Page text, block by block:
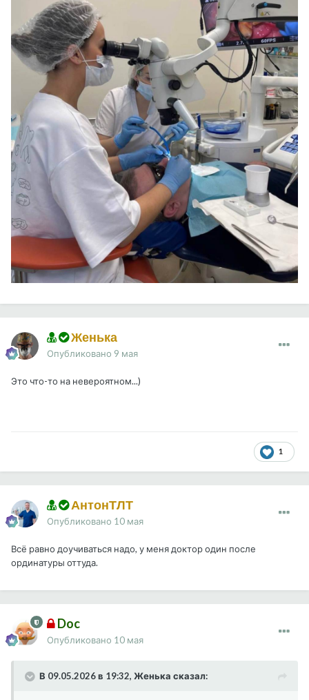
Женька
Опубликовано 9 мая
Это что-то на невероятном...)
1
АнтонТЛТ
Опубликовано 10 мая
Всё равно доучиваться надо, у меня доктор один после
ординатуры оттуда.
Doc
Опубликовано 10 мая
В 09.05.2026 в 19:32, Женька сказал: